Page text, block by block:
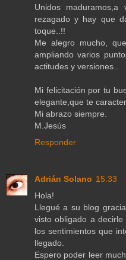
Unidos
rezagado y hay que
toque..!!
Me alegro mucho,
ampliando varios
actitudes y versiones..
Mi felicitación por tu
elegante,que te
Mi abrazo siempre.
M.Jesús
Responder
Adrián Solano 15:33
Hola!
Llegué a su blog
visto obligado a
los sentimientos que
llegado.
Espero poder leer